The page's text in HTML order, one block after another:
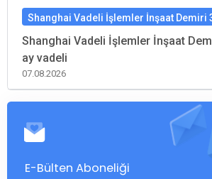
Shanghai Vadeli İşlemler İnşaat Demiri
Shanghai Vadeli İşlemler İnşaat
ay vadeli
07.08.2026
E-Bülten Aboneliği